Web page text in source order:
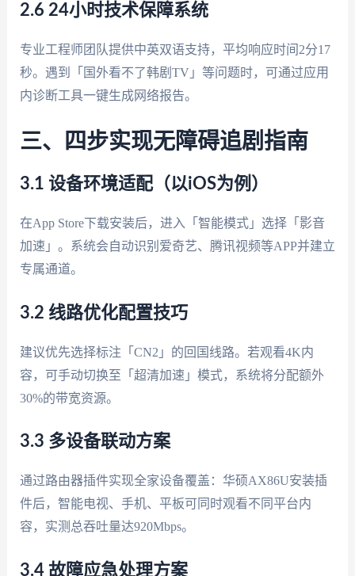
2.6 24小时技术保障系统
专业工程师团队提供中英双语支持，平均响应时间2分17
秒。遇到「国外看不了韩剧TV」等问题时，可通过应用
内诊断工具一键生成网络报告。
三、四步实现无障碍追剧指南
3.1 设备环境适配（以iOS为例）
在App Store下载安装后，进入「智能模式」选择「影音
加速」。系统会自动识别爱奇艺、腾讯视频等APP并建立
专属通道。
3.2 线路优化配置技巧
建议优先选择标注「CN2」的回国线路。若观看4K内
容，可手动切换至「超清加速」模式，系统将分配额外
30%的带宽资源。
3.3 多设备联动方案
通过路由器插件实现全家设备覆盖：华硕AX86U安装插
件后，智能电视、手机、平板可同时观看不同平台内
容，实测总吞吐量达920Mbps。
3.4 故障应急处理方案